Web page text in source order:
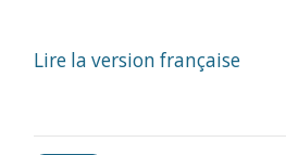
Lire la version française